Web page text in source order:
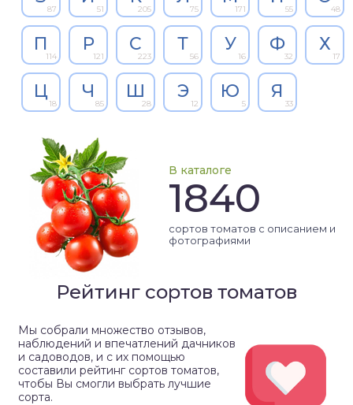
87 51 205 75 171 55 48
П
114
Р
121
С
223
Т
56
У
16
Ф
32
Х
17
Ц
18
Ч
85
Ш
28
Э
12
Ю
5
Я
33
В каталоге
1840
сортов томатов с описанием и
фотографиями
Рейтинг сортов томатов
Мы собрали множество отзывов,
наблюдений и впечатлений дачников
и садоводов, и с их помощью
составили рейтинг сортов томатов,
чтобы Вы смогли выбрать лучшие
сорта.